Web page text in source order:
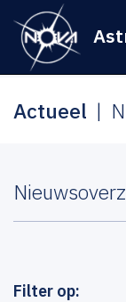
Actueel
Filter op: